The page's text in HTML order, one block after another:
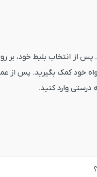
جستجو کلیک کنید. پس از انتخاب
خود کمک بگیرید. پس از
درستی وارد کنید.